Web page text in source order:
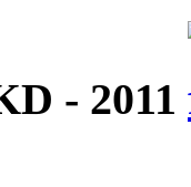
- 2011